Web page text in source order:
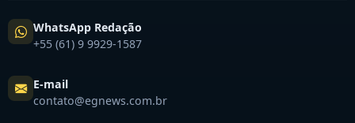
WhatsApp Redação
+55 (61) 9 9929-1587
E-mail
contato@egnews.com.br